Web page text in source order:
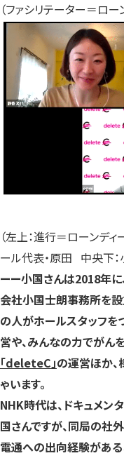
（ファシリテーター＝ロー
（左上：進行＝ローンディ
ール代表・原田 中央下：
ーー小国さんは2018年
会社小国士朗事務所を設
の人がホールスタッフを
営や、みんなの力でがん
「deleteC」の運営ほか、
ゃいます。
NHK時代は、ドキュメン
国さんですが、同局の社
電通への出向経験がある